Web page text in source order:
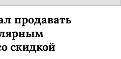
продавать
скидкой